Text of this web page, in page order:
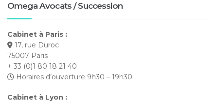
Omega Avocats / Succession
Cabinet à Paris :
17, rue Duroc
75007 Paris
+ 33 (0)1 80 18 21 40
Horaires d’ouverture 9h30 – 19h30
Cabinet à Lyon :